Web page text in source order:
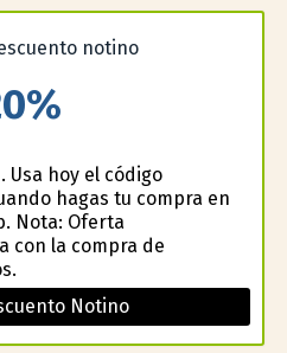
hoy el código
hagas tu compra en
Nota: Oferta
con la compra de
Notino